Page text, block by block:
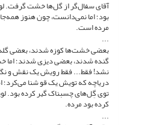
آقای سفال‌گر از گل‌ها خشت گرفت.
بود؛ اما نمی‌دانست، چون هنوز
مرده است.
...
بعضی خشت‌ها کوزه شدند، بعضی
گنده شدند، بعضی دیزی شدند؛ اما
نشد! فقط... فقط رویش یک نقش و
دریاچه که تویش یک قو شنا می‌کرد؛
توی گِل‌های چسبناک گیر کرده بود.
کرده بود مرده.
...